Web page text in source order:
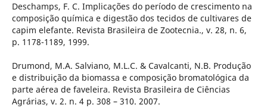
Deschamps, F. C. Implicações do período de crescimento na
composição química e digestão dos tecidos de cultivares de
capim elefante. Revista Brasileira de Zootecnia., v. 28, n. 6,
p. 1178-1189, 1999.
Drumond, M.A. Salviano, M.L.C. & Cavalcanti, N.B. Produção
e distribuição da biomassa e composição bromatológica da
parte aérea de faveleira. Revista Brasileira de Ciências
Agrárias, v. 2. n. 4 p. 308 – 310. 2007.